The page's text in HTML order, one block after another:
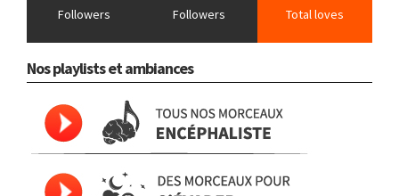
Followers
Followers
Total loves
Nos playlists et ambiances